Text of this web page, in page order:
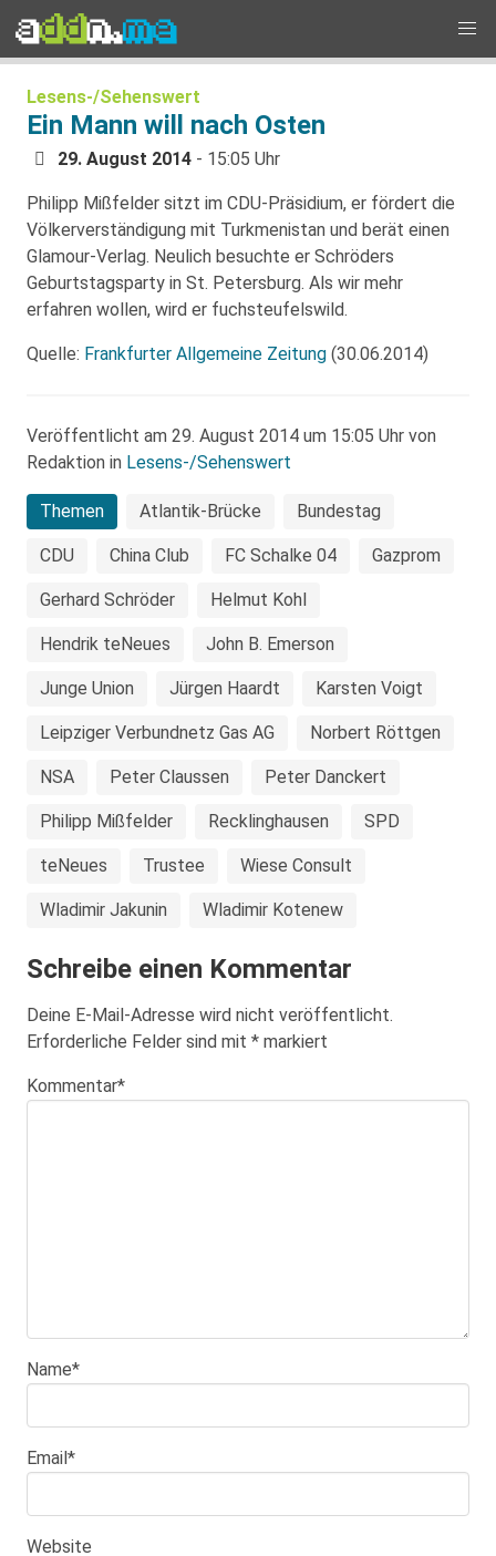
Lesens-/Sehenswert
Ein Mann will nach Osten
29. August 2014 - 15:05 Uhr
Philipp Mißfelder sitzt im CDU-Präsidium, er fördert die
Völkerverständigung mit Turkmenistan und berät einen
Glamour-Verlag. Neulich besuchte er Schröders
Geburtstagsparty in St. Petersburg. Als wir mehr
erfahren wollen, wird er fuchsteufelswild.
Quelle: Frankfurter Allgemeine Zeitung (30.06.2014)
Veröffentlicht am 29. August 2014 um 15:05 Uhr von
Redaktion in Lesens-/Sehenswert
Themen Atlantik-Brücke Bundestag
CDU China Club FC Schalke 04 Gazprom
Gerhard Schröder Helmut Kohl
Hendrik teNeues John B. Emerson
Junge Union Jürgen Haardt Karsten Voigt
Leipziger Verbundnetz Gas AG Norbert Röttgen
NSA Peter Claussen Peter Danckert
Philipp Mißfelder Recklinghausen SPD
teNeues Trustee Wiese Consult
Wladimir Jakunin Wladimir Kotenew
Schreibe einen Kommentar
Deine E-Mail-Adresse wird nicht veröffentlicht.
Erforderliche Felder sind mit * markiert
Kommentar*
Name*
Email*
Website